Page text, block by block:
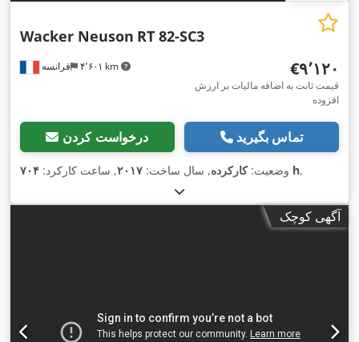
فرانسه ۴٬۶۰۱ km
Wacker Neuson RT 82-SC3
‎€۹٬۱۲۰
قیمت ثابت به اضافه مالیات بر ارزش
افزوده
درخواست کردن تماس بگیرید
وضعیت:کارکرده, سال ساخت: ۲۰۱۷, ساعت کارکرد: ۷۰۴ h,
آگهی کوچک